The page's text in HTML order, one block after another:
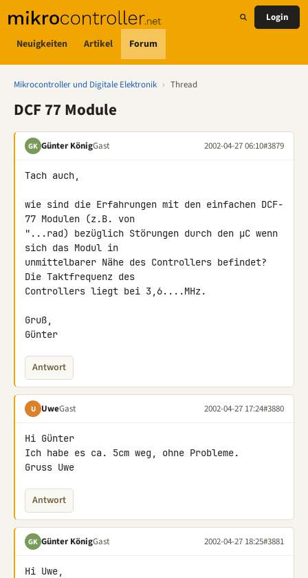
Neuigkeiten Artikel Forum
Login
Mikrocontroller und Digitale Elektronik › Thread
DCF 77 Module
GK Günter KönigGast 2002-04-27 06:10#3879
Tach auch,
wie sind die Erfahrungen mit den einfachen DCF-
77 Modulen (z.B. von
"...rad) bezüglich Störungen durch den µC wenn
sich das Modul in
unmittelbarer Nähe des Controllers befindet?
Die Taktfrequenz des
Controllers liegt bei 3,6....MHz.
Gruß,
Günter
Antwort
U UweGast 2002-04-27 17:24#3880
Hi Günter
Ich habe es ca. 5cm weg, ohne Probleme.
Gruss Uwe
Antwort
GK Günter KönigGast 2002-04-27 18:25#3881
Hi Uwe,